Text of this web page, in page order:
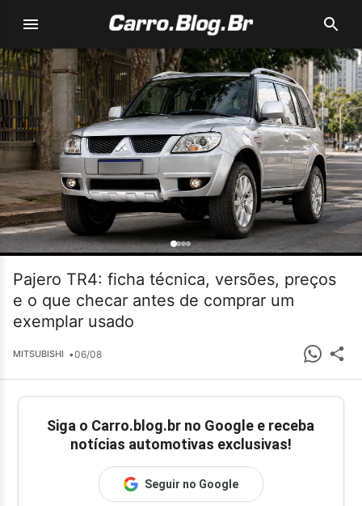
Pajero TR4: ficha técnica, versões, preços
e o que checar antes de comprar um
exemplar usado
MITSUBISHI •06/08
Siga o Carro.blog.br no Google e receba
notícias automotivas exclusivas!
Seguir no Google